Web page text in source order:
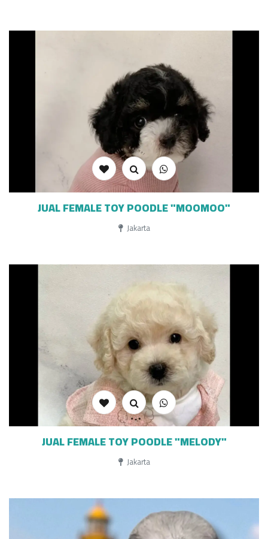
JUAL FEMALE TOY POODLE "MOOMOO"
Jakarta
JUAL FEMALE TOY POODLE "MELODY"
Jakarta